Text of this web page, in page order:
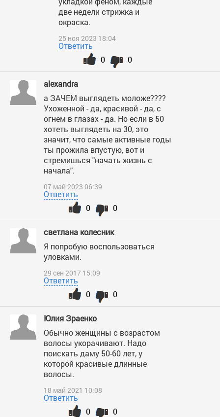
две недели стрижка и
окраска.
25 ноя 2023 18:04
Ответить
0
0
alexandra
а ЗАЧЕМ выглядеть моложе????
Ухоженной - да, красивой - да, с
огнем в глазах - да. Но если в 50
хотеть выглядеть на 30, это
значит, что самые активные годы
ты прожила впустую, вот и
стремишься "начать жизнь с
начала".
07 май 2023 06:39
Ответить
0
0
светлана колесник
Я попробую воспользоваться
уловками.
29 сен 2017 15:09
Ответить
0
0
Юлия Зраенко
Обычно женщины с возрастом
волосы укорачивают. Надо
поискать даму 50-60 лет, у
которой красивые длинные
волосы.
18 май 2021 10:08
Ответить
0
0